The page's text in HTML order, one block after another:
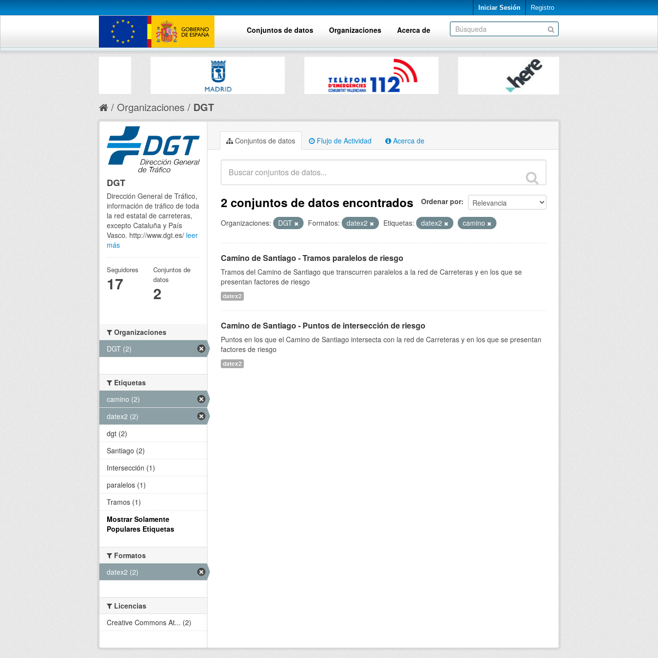
Iniciar Sesión Registro
Conjuntos de datos Organizaciones Acerca de
Organizaciones DGT
Conjuntos de datos Flujo de Actividad Acerca de
Ordenar por
2 conjuntos de datos encontrados
Organizaciones: DGT Formatos: datex2 Etiquetas: datex2 camino
Camino de Santiago - Tramos paralelos de riesgo
Tramos del Camino de Santiago que transcurren paralelos a la red de Carreteras y en los que se
presentan factores de riesgo
datex2
Camino de Santiago - Puntos de intersección de riesgo
Puntos en los que el Camino de Santiago intersecta con la red de Carreteras y en los que se presentan
factores de riesgo
datex2
DGT
Dirección General de Tráfico,
información de tráfico de toda
la red estatal de carreteras,
excepto Cataluña y País
Vasco. http://www.dgt.es/ leer
más
Seguidores
17
Conjuntos de
datos
2
Organizaciones
DGT (2)
Etiquetas
camino (2)
datex2 (2)
dgt (2)
Santiago (2)
Intersección (1)
paralelos (1)
Tramos (1)
Mostrar Solamente
Populares Etiquetas
Formatos
datex2 (2)
Licencias
Creative Commons At... (2)